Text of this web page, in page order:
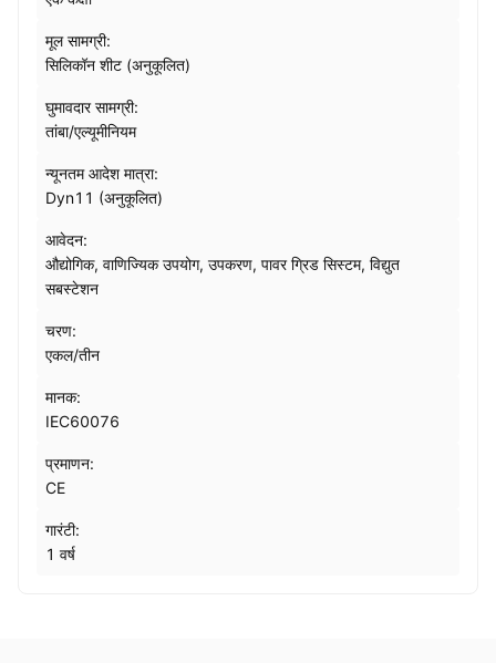
मूल सामग्री:
सिलिकॉन शीट (अनुकूलित)
घुमावदार सामग्री:
तांबा/एल्यूमीनियम
न्यूनतम आदेश मात्रा:
Dyn11 (अनुकूलित)
आवेदन:
औद्योगिक, वाणिज्यिक उपयोग, उपकरण, पावर ग्रिड सिस्टम, विद्युत
सबस्टेशन
चरण:
एकल/तीन
मानक:
IEC60076
प्रमाणन:
CE
गारंटी:
1 वर्ष